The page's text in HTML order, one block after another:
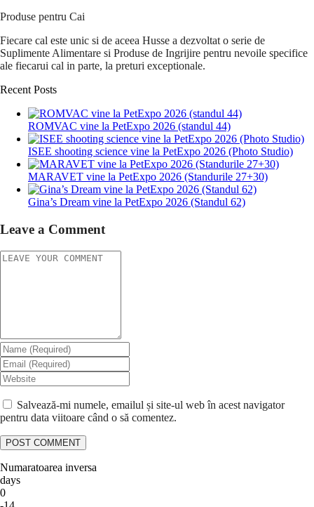
Produse pentru Cai
Fiecare cal este unic si de aceea Husse a dezvoltat o serie de
Suplimente Alimentare si Produse de Ingrijire pentru nevoile specifice
ale fiecarui cal in parte, la preturi exceptionale.
Recent Posts
ROMVAC vine la PetExpo 2026 (standul 44)
ISEE shooting science vine la PetExpo 2026 (Photo Studio)
MARAVET vine la PetExpo 2026 (Standurile 27+30)
Gina’s Dream vine la PetExpo 2026 (Standul 62)
Leave a Comment
Salvează-mi numele, emailul și site-ul web în acest navigator
pentru data viitoare când o să comentez.
Numaratoarea inversa
days
0